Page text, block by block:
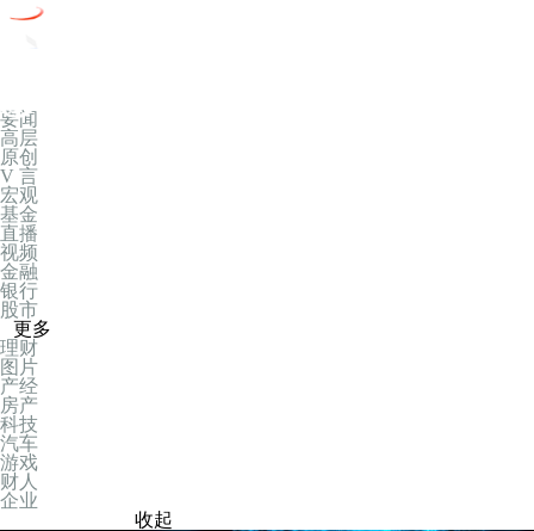
要闻
高层
原创
V 言
宏观
基金
直播
视频
金融
银行
股市
更多
理财
图片
产经
房产
科技
汽车
游戏
财人
企业
收起